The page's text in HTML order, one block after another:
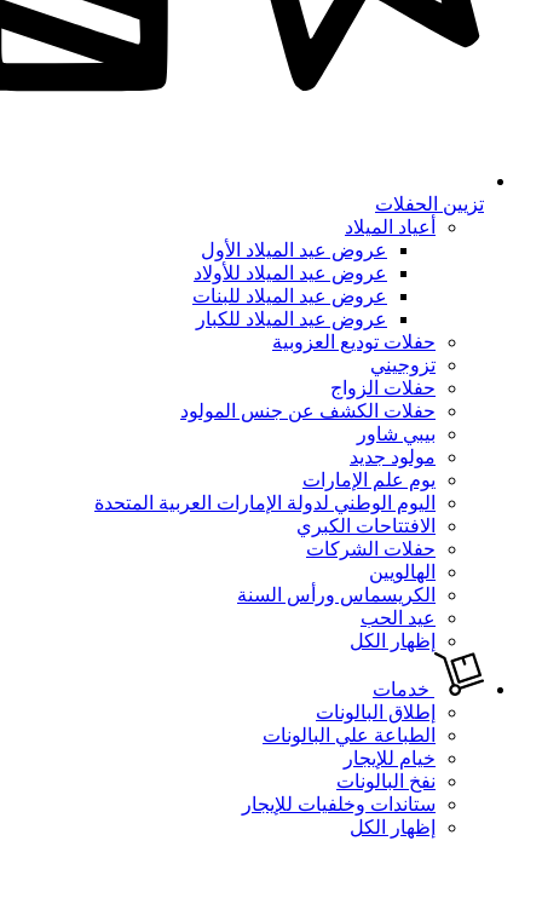
تزيين الحفلات
أعياد الميلاد
عروض عيد الميلاد الأول
عروض عيد الميلاد للأولاد
عروض عيد الميلاد للبنات
عروض عيد الميلاد للكبار
حفلات توديع العزوبية
تزوجيني
حفلات الزواج
حفلات الكشف عن جنس المولود
بيبي شاور
مولود جديد
يوم علم الإمارات
اليوم الوطني لدولة الإمارات العربية المتحدة
الافتتاحات الكبري
حفلات الشركات
الهالويين
الكريسماس ورأس السنة
عيد الحب
إظهار الكل
خدمات
إطلاق البالونات
الطباعة علي البالونات
خيام للإيجار
نفخ البالونات
ستاندات وخلفيات للإيجار
إظهار الكل